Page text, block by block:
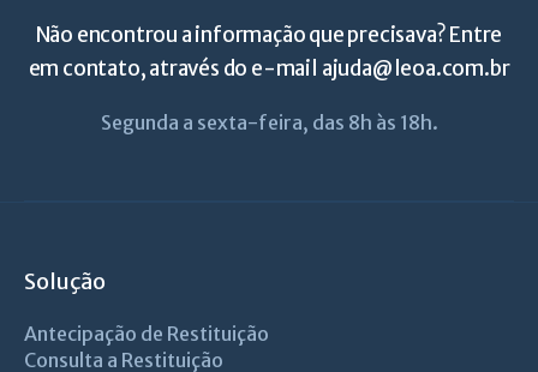
Não encontrou a informação que precisava? Entre
em contato, através do e-mail ajuda@leoa.com.br
Segunda a sexta-feira, das 8h às 18h.
Solução
Antecipação de Restituição
Consulta a Restituição